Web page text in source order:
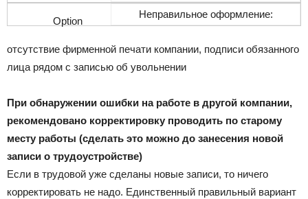
Неправильное оформление:
отсутствие фирменной печати компании, подписи обязанного
лица рядом с записью об увольнении
При обнаружении ошибки на работе в другой компании,
рекомендовано корректировку проводить по старому
месту работы (сделать это можно до занесения новой
записи о трудоустройстве)
Если в трудовой уже сделаны новые записи, то ничего
корректировать не надо. Единственный правильный вариант